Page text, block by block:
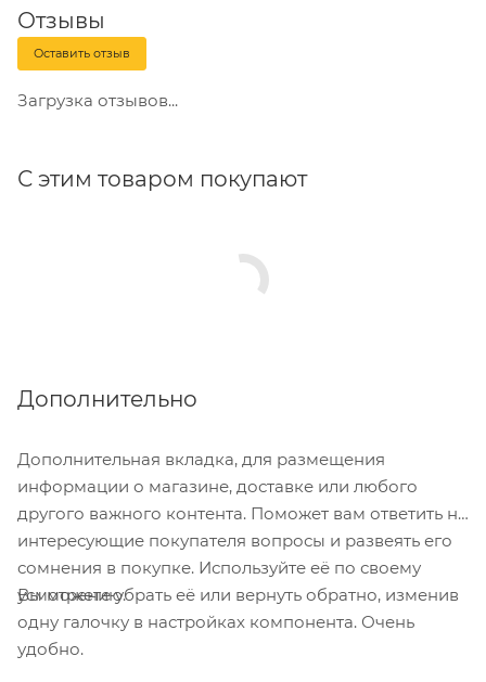
Отзывы
Оставить отзыв
Загрузка отзывов...
С этим товаром покупают
Дополнительно
Дополнительная вкладка, для размещения
информации о магазине, доставке или любого
другого важного контента. Поможет вам ответить на
интересующие покупателя вопросы и развеять его
сомнения в покупке. Используйте её по своему
усмотрению.
Вы можете убрать её или вернуть обратно, изменив
одну галочку в настройках компонента. Очень
удобно.